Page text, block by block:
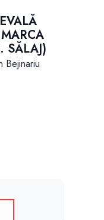
SĂLAJ)
Bejinariu